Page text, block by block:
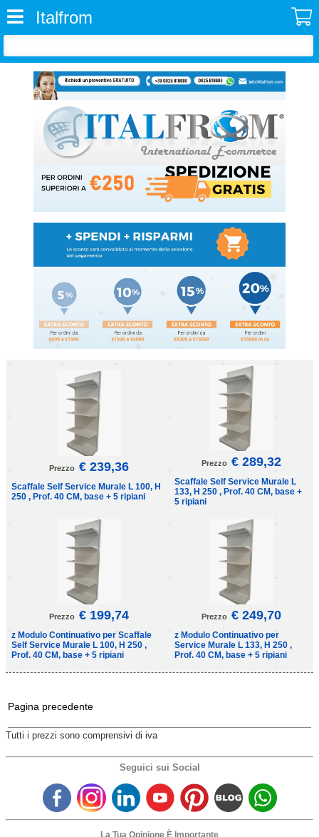
Italfrom
Prezzo € 239,36
Scaffale Self Service Murale L 100, H
250 , Prof. 40 CM, base + 5 ripiani
Prezzo € 289,32
Scaffale Self Service Murale L
133, H 250 , Prof. 40 CM, base +
5 ripiani
Prezzo € 199,74
z Modulo Continuativo per Scaffale
Self Service Murale L 100, H 250 ,
Prof. 40 CM, base + 5 ripiani
Prezzo € 249,70
z Modulo Continuativo per
Service Murale L 133, H 250 ,
Prof. 40 CM, base + 5 ripiani
Pagina precedente
Tutti i prezzi sono comprensivi di iva
Seguici sui Social
La Tua Opinione È Importante